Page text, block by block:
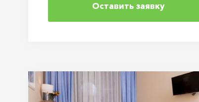
Оставить заявку